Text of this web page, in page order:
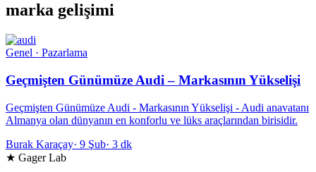
marka gelişimi
Genel · Pazarlama
Geçmişten Günümüze Audi – Markasının Yükselişi
Geçmişten Günümüze Audi - Markasının Yükselişi - Audi anavatanı
Almanya olan dünyanın en konforlu ve lüks araçlarından birisidir.
Burak Karaçay· 9 Şub· 3 dk
★ Gager Lab